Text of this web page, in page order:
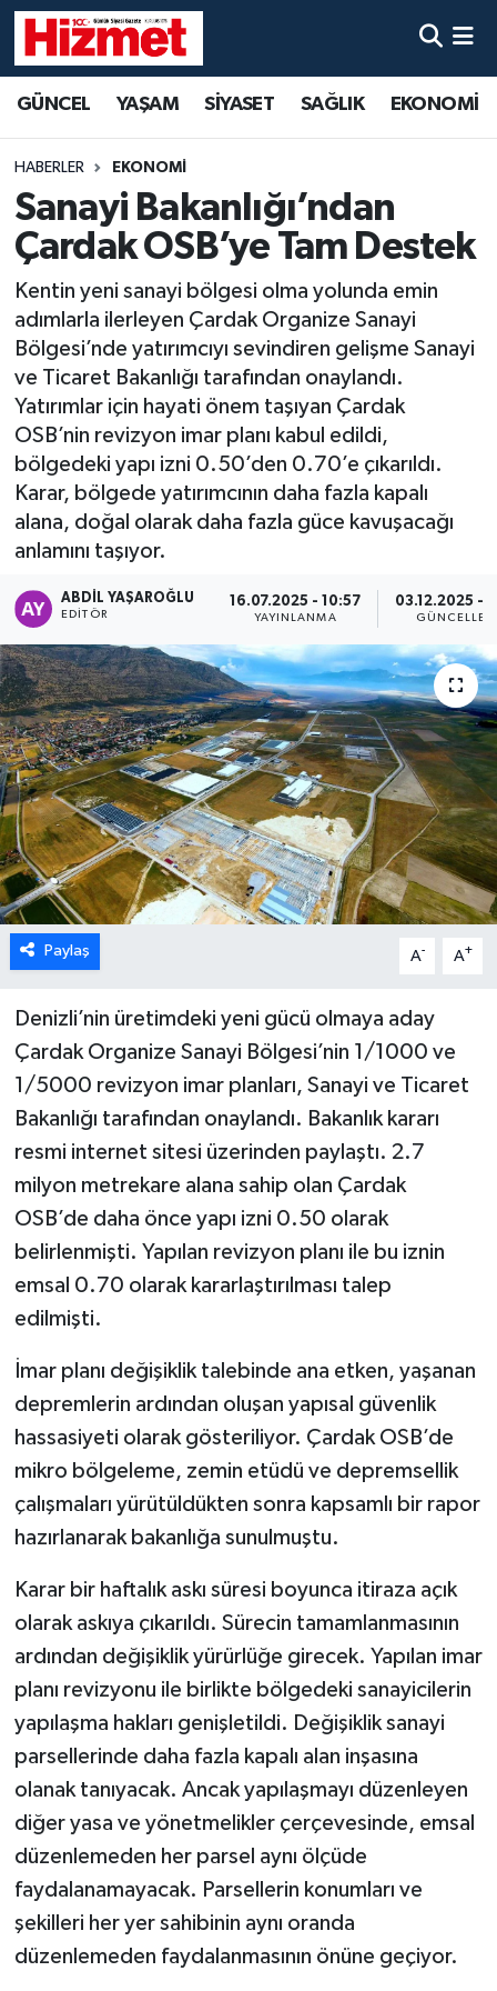
GÜNCEL YAŞAM SİYASET SAĞLIK EKONOMİ
HABERLER EKONOMİ
Sanayi Bakanlığı’ndan
Çardak OSB’ye Tam Destek
Kentin yeni sanayi bölgesi olma yolunda emin
adımlarla ilerleyen Çardak Organize Sanayi
Bölgesi’nde yatırımcıyı sevindiren gelişme Sanayi
ve Ticaret Bakanlığı tarafından onaylandı.
Yatırımlar için hayati önem taşıyan Çardak
OSB’nin revizyon imar planı kabul edildi,
bölgedeki yapı izni 0.50’den 0.70’e çıkarıldı.
Karar, bölgede yatırımcının daha fazla kapalı
alana, doğal olarak daha fazla güce kavuşacağı
anlamını taşıyor.
ABDIL YAŞAROĞLU
EDITÖR
16.07.2025 - 10:57
YAYINLANMA
03.12.2025 -
Paylaş A- A+
Denizli’nin üretimdeki yeni gücü olmaya aday
Çardak Organize Sanayi Bölgesi’nin 1/1000 ve
1/5000 revizyon imar planları, Sanayi ve Ticaret
Bakanlığı tarafından onaylandı. Bakanlık kararı
resmi internet sitesi üzerinden paylaştı. 2.7
milyon metrekare alana sahip olan Çardak
OSB’de daha önce yapı izni 0.50 olarak
belirlenmişti. Yapılan revizyon planı ile bu iznin
emsal 0.70 olarak kararlaştırılması talep
edilmişti.
İmar planı değişiklik talebinde ana etken, yaşanan
depremlerin ardından oluşan yapısal güvenlik
hassasiyeti olarak gösteriliyor. Çardak OSB’de
mikro bölgeleme, zemin etüdü ve depremsellik
çalışmaları yürütüldükten sonra kapsamlı bir rapor
hazırlanarak bakanlığa sunulmuştu.
Karar bir haftalık askı süresi boyunca itiraza açık
olarak askıya çıkarıldı. Sürecin tamamlanmasının
ardından değişiklik yürürlüğe girecek. Yapılan imar
planı revizyonu ile birlikte bölgedeki sanayicilerin
yapılaşma hakları genişletildi. Değişiklik sanayi
parsellerinde daha fazla kapalı alan inşasına
olanak tanıyacak. Ancak yapılaşmayı düzenleyen
diğer yasa ve yönetmelikler çerçevesinde, emsal
düzenlemeden her parsel aynı ölçüde
faydalanamayacak. Parsellerin konumları ve
şekilleri her yer sahibinin aynı oranda
düzenlemeden faydalanmasının önüne geçiyor.
YAŞAM
SİYASET
SAĞLIK
EKONOMİ
KÜLTÜR SANAT
SPOR
MAGAZİN
ÖZEL HABER
DTO
RESMİ REKLAM
Denizli Hava Durumu
Denizli Trafik Yoğunluk Haritası
Süper Lig Puan Durumu ve Fikstür
Tüm Manşetler
Son Dakika Haberleri
Haber Arşivi